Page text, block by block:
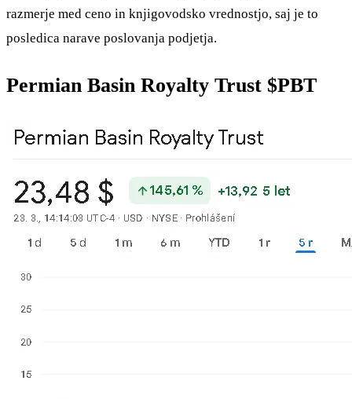
razmerje med ceno in knjigovodsko vrednostjo, saj je to
posledica narave poslovanja podjetja.
Permian Basin Royalty Trust $PBT